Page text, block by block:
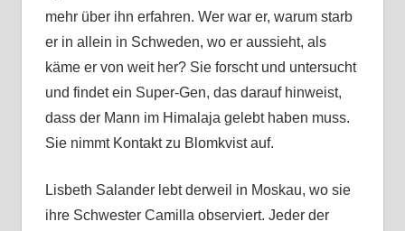
mehr über ihn erfahren. Wer war er, warum starb
er in allein in Schweden, wo er aussieht, als
käme er von weit her? Sie forscht und untersucht
und findet ein Super-Gen, das darauf hinweist,
dass der Mann im Himalaja gelebt haben muss.
Sie nimmt Kontakt zu Blomkvist auf.
Lisbeth Salander lebt derweil in Moskau, wo sie
ihre Schwester Camilla observiert. Jeder der